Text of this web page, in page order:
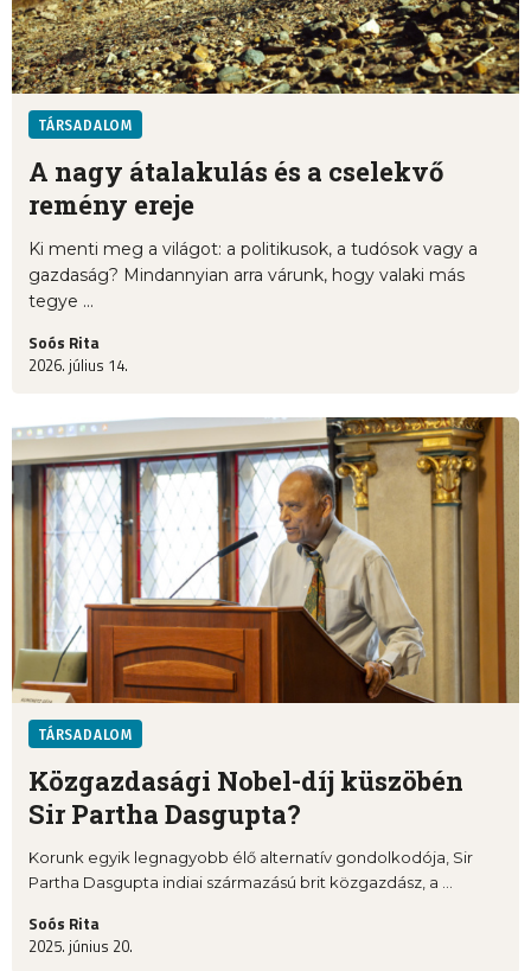
TÁRSADALOM
A nagy átalakulás és a cselekvő
remény ereje
Ki menti meg a világot: a politikusok, a tudósok vagy a
gazdaság? Mindannyian arra várunk, hogy valaki más
tegye ...
Soós Rita
2026. július 14.
TÁRSADALOM
Közgazdasági Nobel-díj küszöbén
Sir Partha Dasgupta?
Korunk egyik legnagyobb élő alternatív gondolkodója, Sir
Partha Dasgupta indiai származású brit közgazdász, a ...
Soós Rita
2025. június 20.